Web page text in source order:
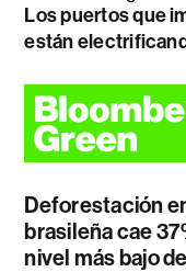
Los puertos que
están
Deforestación
brasileña cae
nivel más bajo